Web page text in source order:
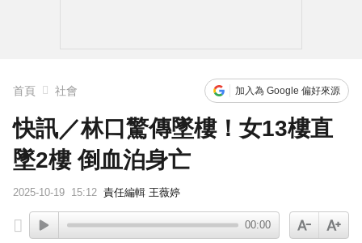
首頁 社會 加入為 Google 偏好來源
快訊／林口驚傳墜樓！女13樓直
墜2樓 倒血泊身亡
2025-10-19 15:12 責任編輯 王薇婷
00:00